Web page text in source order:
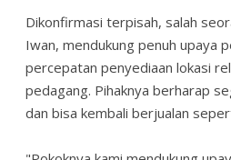
Dikonfirmasi terpisah, salah
Iwan, mendukung penuh upaya
percepatan penyediaan lokasi
pedagang. Pihaknya berharap
dan bisa kembali berjualan